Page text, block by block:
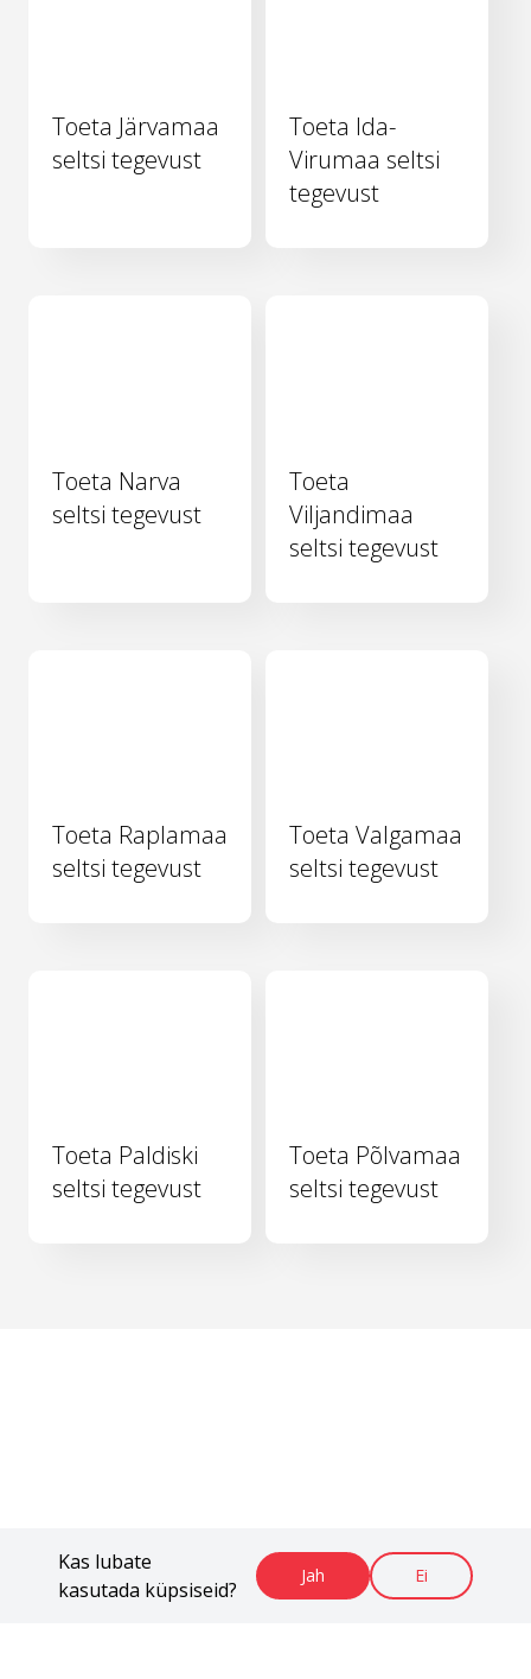
Kas lubate
kasutada küpsiseid?
Jah Ei
Toeta Järvamaa
seltsi tegevust
Toeta Ida-
Virumaa seltsi
tegevust
Toeta Narva
seltsi tegevust
Toeta
Viljandimaa
seltsi tegevust
Toeta Raplamaa
seltsi tegevust
Toeta Valgamaa
seltsi tegevust
Toeta Paldiski
seltsi tegevust
Toeta Põlvamaa
seltsi tegevust